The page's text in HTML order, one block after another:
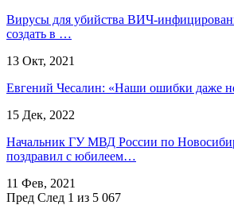
Вирусы для убийства ВИЧ-
создать в …
13 Окт, 2021
Евгений Чесалин: «Наши ошибки даже
15 Дек, 2022
Начальник ГУ МВД России по
поздравил с юбилеем…
11 Фев, 2021
Пред След 1 из 5 067